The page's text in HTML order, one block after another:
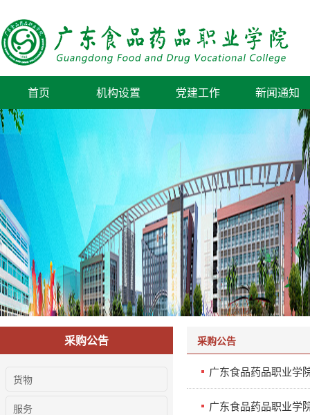
首页 机构设置 党建工作 新闻通知
采购公告
货物
服务
采购公告
广东食品药品职业学
广东食品药品职业学